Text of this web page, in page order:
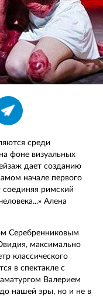
среди
фоне визуальных
дает созданию
начале первого
соединяя римский
Алена
Серебренниковым
максимально
классического
в спектакле с
Валерием
нашей эры, но и не в